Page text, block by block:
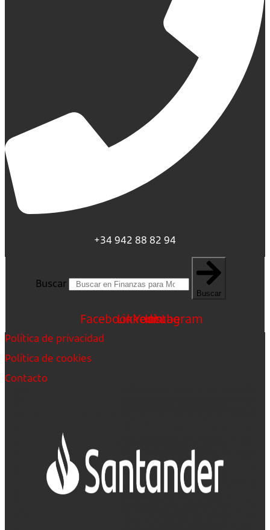
+34 942 88 82 94
Buscar
Buscar
FacebookLinkedin
Youtube
Instagram
Política de privacidad
Política de cookies
Contacto